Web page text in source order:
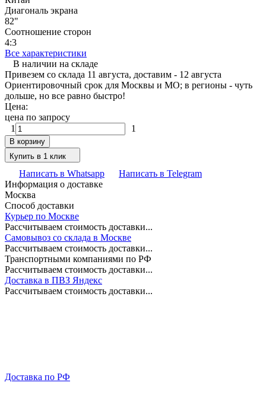
Диагональ экрана
82"
Соотношение сторон
4:3
Все характеристики
В наличии на складе
Привезем со склада 11 августа, доставим - 12 августа
Ориентировочный срок для Москвы и МО; в регионы - чуть
дольше, но все равно быстро!
Цена:
цена по запросу
1
1
В корзину
Купить в 1 клик
Написать в Whatsapp
Написать в Telegram
Информация о доставке
Москва
Способ доставки
Курьер по Москве
Рассчитываем стоимость доставки...
Самовывоз со склада в Москве
Рассчитываем стоимость доставки...
Транспортными компаниями по РФ
Рассчитываем стоимость доставки...
Доставка в ПВЗ Яндекс
Рассчитываем стоимость доставки...
Доставка по РФ